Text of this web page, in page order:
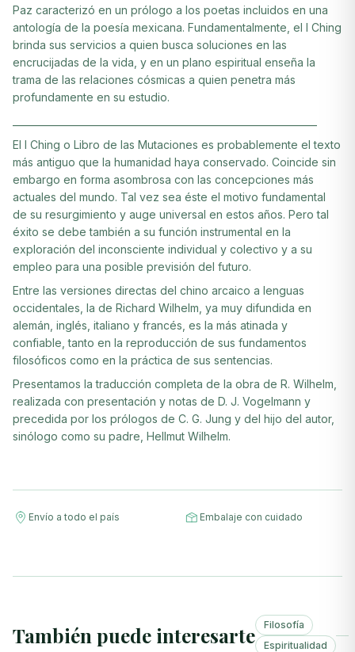
Paz caracterizó en un prólogo a los poetas incluidos en una
antología de la poesía mexicana. Fundamentalmente, el I Ching
brinda sus servicios a quien busca soluciones en las
encrucijadas de la vida, y en un plano espiritual enseña la
trama de las relaciones cósmicas a quien penetra más
profundamente en su estudio.
El I Ching o Libro de las Mutaciones es probablemente el texto
más antiguo que la humanidad haya conservado. Coincide sin
embargo en forma asombrosa con las concepciones más
actuales del mundo. Tal vez sea éste el motivo fundamental
de su resurgimiento y auge universal en estos años. Pero tal
éxito se debe también a su función instrumental en la
exploración del inconsciente individual y colectivo y a su
empleo para una posible previsión del futuro.
Entre las versiones directas del chino arcaico a lenguas
occidentales, la de Richard Wilhelm, ya muy difundida en
alemán, inglés, italiano y francés, es la más atinada y
confiable, tanto en la reproducción de sus fundamentos
filosóficos como en la práctica de sus sentencias.
Presentamos la traducción completa de la obra de R. Wilhelm,
realizada con presentación y notas de D. J. Vogelmann y
precedida por los prólogos de C. G. Jung y del hijo del autor,
sinólogo como su padre, Hellmut Wilhelm.
Envío a todo el país Embalaje con cuidado
También puede interesarte
Filosofía
Espiritualidad